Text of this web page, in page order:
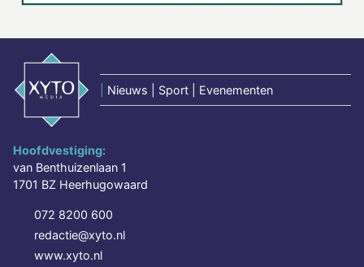
Nieuws | Sport | Evenementen
Hoofdvestiging:
van Benthuizenlaan 1
1701 BZ Heerhugowaard
072 8200 600
redactie@xyto.nl
www.xyto.nl